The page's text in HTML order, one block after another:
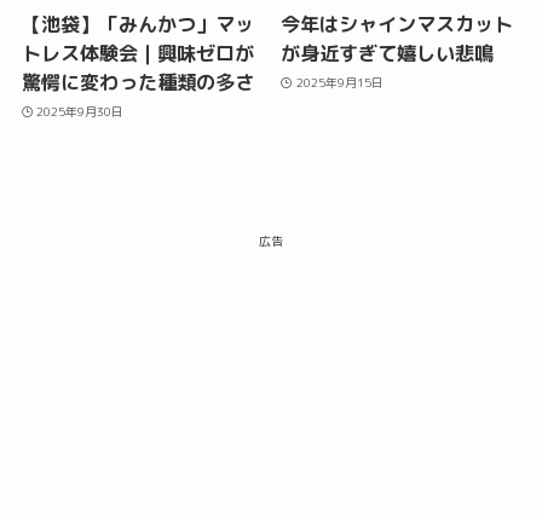
【池袋】「みんかつ」マッ
トレス体験会｜興味ゼロが
驚愕に変わった種類の多さ
2025年9月30日
今年はシャインマスカット
が身近すぎて嬉しい悲鳴
2025年9月15日
広告